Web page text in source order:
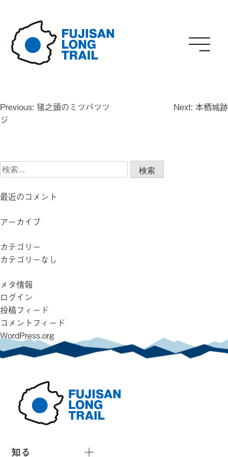
content
投
稿
ー
ョ
Previous: 猪之頭のミツバツツ
ジ
Next: 本栖城跡
検
索:
最近のコメント
アーカイブ
カテゴリー
カテゴリーなし
メタ情報
ログイン
投稿フィード
コメントフィード
WordPress.org
知る